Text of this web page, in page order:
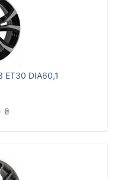
DIA60,1
₴